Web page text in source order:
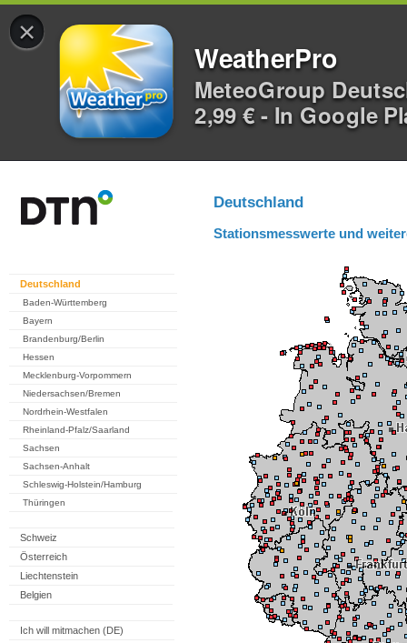
×
WeatherPro
MeteoGroup
2,99 € - In Google
Deutschland
Baden-Württemberg
Bayern
Brandenburg/Berlin
Hessen
Mecklenburg-Vorpommern
Niedersachsen/Bremen
Nordrhein-Westfalen
Rheinland-Pfalz/Saarland
Sachsen
Sachsen-Anhalt
Schleswig-Holstein/Hamburg
Thüringen
Schweiz
Österreich
Liechtenstein
Belgien
Ich will mitmachen (DE)
Deutschland
Stationsmesswerte und